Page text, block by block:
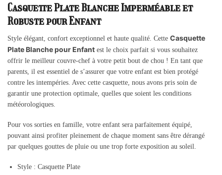
Casquette Plate Blanche Imperméable et
Robuste pour Enfant
Style élégant, confort exceptionnel et haute qualité. Cette Casquette
Plate Blanche pour Enfant est le choix parfait si vous souhaitez
offrir le meilleur couvre-chef à votre petit bout de chou ! En tant que
parents, il est essentiel de s’assurer que votre enfant est bien protégé
contre les intempéries. Avec cette casquette, nous avons pris soin de
garantir une protection optimale, quelles que soient les conditions
météorologiques.
Pour vos sorties en famille, votre enfant sera parfaitement équipé,
pouvant ainsi profiter pleinement de chaque moment sans être dérangé
par quelques gouttes de pluie ou une trop forte exposition au soleil.
Style : Casquette Plate